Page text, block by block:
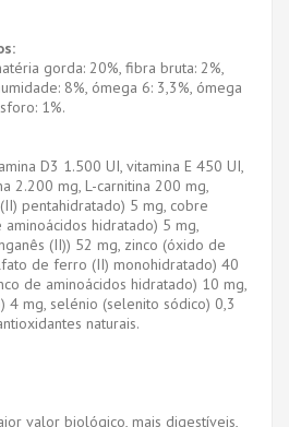
gorda: 20%, fibra bruta: 2%,
8%, ómega 6: 3,3%, ómega
1%.
D3 1.500 UI, vitamina E 450 UI,
2.200 mg, L-carnitina 200 mg,
pentahidratado) 5 mg, cobre
hidratado) 5 mg,
(II)) 52 mg, zinco (óxido de
de ferro (II) monohidratado) 40
de aminoácidos hidratado) 10 mg,
4 mg, selénio (selenito sódico) 0,3
naturais.
valor biológico, mais digestíveis,